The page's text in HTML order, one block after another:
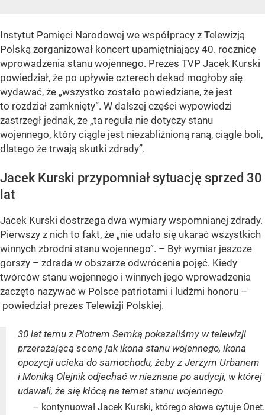
Instytut Pamięci Narodowej we współpracy z Telewizją
Polską zorganizował koncert upamiętniający 40. rocznicę
wprowadzenia stanu wojennego. Prezes TVP Jacek Kurski
powiedział, że po upływie czterech dekad mogłoby się
wydawać, że „wszystko zostało powiedziane, że jest
to rozdział zamknięty”. W dalszej części wypowiedzi
zastrzegł jednak, że „ta reguła nie dotyczy stanu
wojennego, który ciągle jest niezabliźnioną raną, ciągle boli,
dlatego że trwają skutki zdrady”.
Jacek Kurski przypomniał sytuację sprzed 30
lat
Jacek Kurski dostrzega dwa wymiary wspomnianej zdrady.
Pierwszy z nich to fakt, że „nie udało się ukarać wszystkich
winnych zbrodni stanu wojennego”. – Był wymiar jeszcze
gorszy – zdrada w obszarze odwrócenia pojęć. Kiedy
twórców stanu wojennego i winnych jego wprowadzenia
zaczęto nazywać w Polsce patriotami i ludźmi honoru –
powiedział prezes Telewizji Polskiej.
30 lat temu z Piotrem Semką pokazaliśmy w telewizji
przerażającą scenę jak ikona stanu wojennego, ikona
opozycji ucieka do samochodu, żeby z Jerzym Urbanem
i Moniką Olejnik odjechać w nieznane po audycji, w której
udawali, że się kłócą na temat stanu wojennego
– kontynuował Jacek Kurski, którego słowa cytuje Onet.